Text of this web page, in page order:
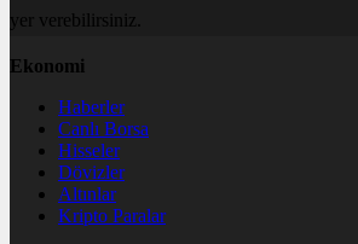
yer verebilirsiniz.
Ekonomi
Haberler
Canlı Borsa
Hisseler
Dövizler
Altınlar
Kripto Paralar